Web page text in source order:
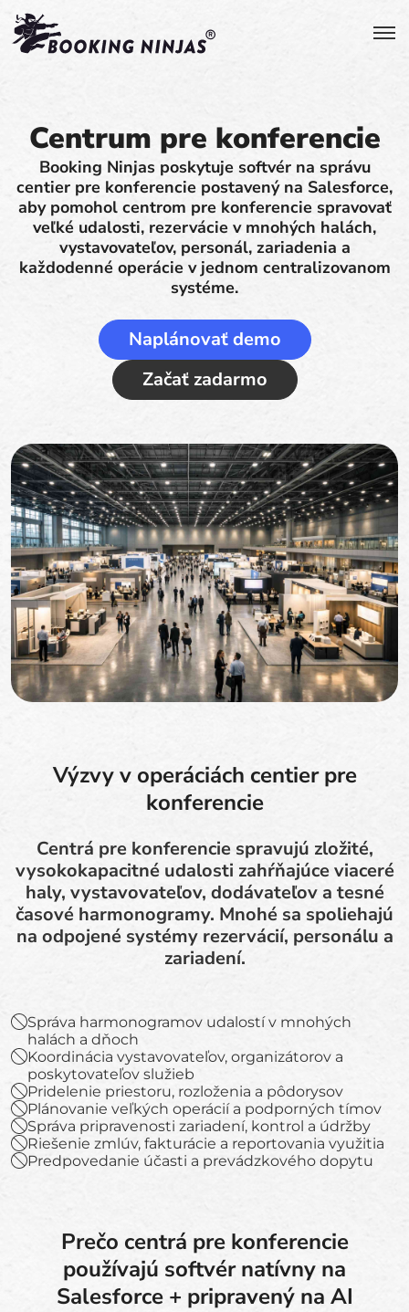
Centrum pre konferencie
Booking Ninjas poskytuje softvér na správu
centier pre konferencie postavený na Salesforce,
aby pomohol centrom pre konferencie spravovať
veľké udalosti, rezervácie v mnohých halách,
vystavovateľov, personál, zariadenia a
každodenné operácie v jednom centralizovanom
systéme.
Naplánovať demo
Začať zadarmo
Výzvy v operáciách centier pre
konferencie
Centrá pre konferencie spravujú zložité,
vysokokapacitné udalosti zahŕňajúce viaceré
haly, vystavovateľov, dodávateľov a tesné
časové harmonogramy. Mnohé sa spoliehajú
na odpojené systémy rezervácií, personálu a
zariadení.
Správa harmonogramov udalostí v mnohých
halách a dňoch
Koordinácia vystavovateľov, organizátorov a
poskytovateľov služieb
Pridelenie priestoru, rozloženia a pôdorysov
Plánovanie veľkých operácií a podporných tímov
Správa pripravenosti zariadení, kontrol a údržby
Riešenie zmlúv, fakturácie a reportovania využitia
Predpovedanie účasti a prevádzkového dopytu
Prečo centrá pre konferencie
používajú softvér natívny na
Salesforce + pripravený na AI